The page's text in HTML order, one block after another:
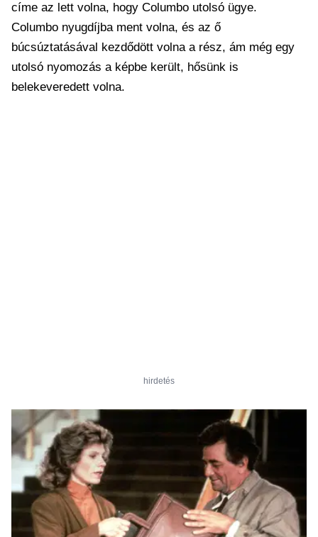
címe az lett volna, hogy Columbo utolsó ügye.
Columbo nyugdíjba ment volna, és az ő
búcsúztatásával kezdődött volna a rész, ám még egy
utolsó nyomozás a képbe került, hősünk is
belekeveredett volna.
hirdetés